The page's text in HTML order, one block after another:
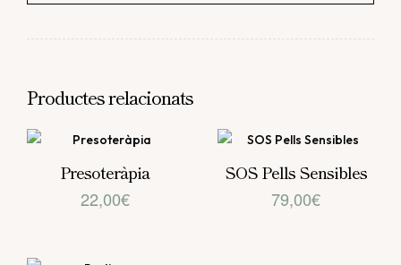
Productes relacionats
Presoteràpia
22,00€
SOS Pells Sensibles
79,00€